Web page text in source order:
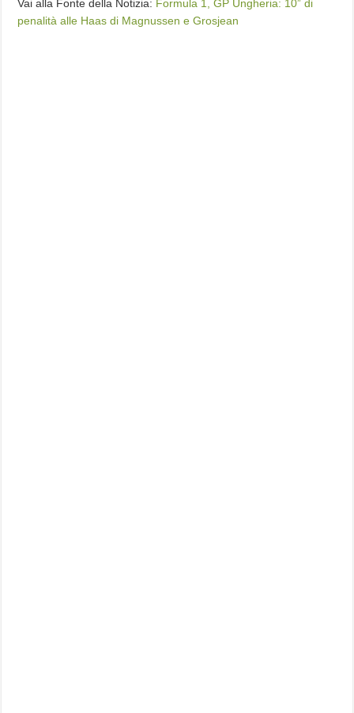
Vai alla Fonte della Notizia: Formula 1, GP Ungheria: 10” di
penalità alle Haas di Magnussen e Grosjean